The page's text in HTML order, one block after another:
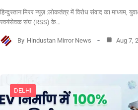
हिन्दुस्तान मिरर न्यूज़ :लोकतंत्र में विरोध संवाद का माध्यम,
स्वयंसेवक संघ (RSS) के…
By Hindustan Mirror News Aug 7,
DELHI